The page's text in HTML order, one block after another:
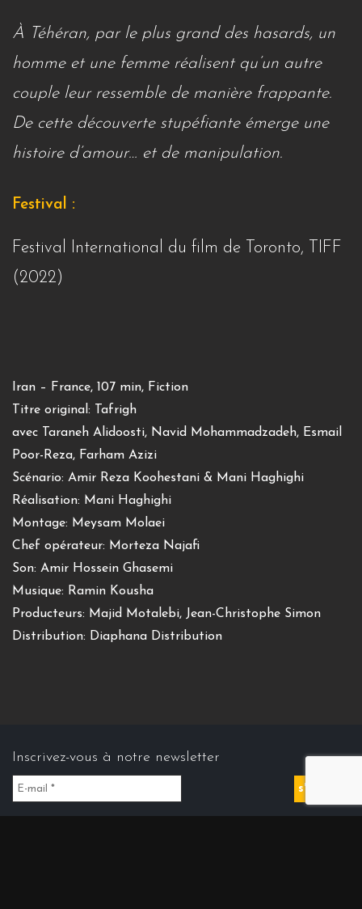
À Téhéran, par le plus grand des hasards, un
homme et une femme réalisent qu’un autre
couple leur ressemble de manière frappante.
De cette découverte stupéfiante émerge une
histoire d’amour… et de manipulation.
Festival :
Festival International du film de Toronto, TIFF
(2022)
Iran – France, 107 min, Fiction
Titre original: Tafrigh
avec Taraneh Alidoosti, Navid Mohammadzadeh, Esmail
Poor-Reza, Farham Azizi
Scénario: Amir Reza Koohestani & Mani Haghighi
Réalisation: Mani Haghighi
Montage: Meysam Molaei
Chef opérateur: Morteza Najafi
Son: Amir Hossein Ghasemi
Musique: Ramin Kousha
Producteurs: Majid Motalebi, Jean-Christophe Simon
Distribution: Diaphana Distribution
Inscrivez-vous à notre newsletter